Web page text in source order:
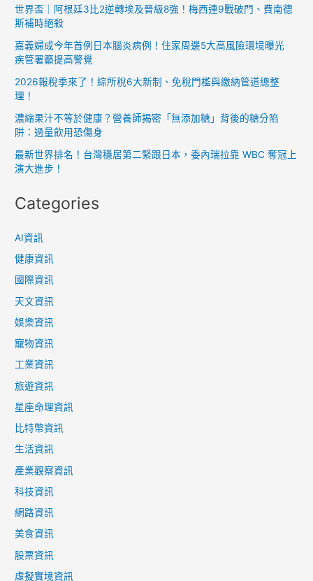
年：
揭
露
台
灣
間
諜
網
與
國
報
世界盃｜阿根廷3比2逆轉埃及晉級8強！梅西連9戰破門、費南德
斯補時絕殺
嘉義婦成今年首例日本腦炎病例！住家周邊5大高風險環境曝光
疾管署籲提高警覺
2026報稅季來了！綜所稅6大新制、免稅門檻與繳納管道總整
理！
濃縮果汁不等於健康？營養師揭密「無添加糖」背後的糖分陷
阱：過量飲用恐傷身
最新世界排名！台灣穩居第二緊跟日本，委內瑞拉靠 WBC 奪冠上
演大進步！
Categories
AI資訊
健康資訊
國際資訊
天文資訊
娛樂資訊
寵物資訊
工業資訊
旅遊資訊
星座命理資訊
比特幣資訊
生活資訊
產業觀察資訊
科技資訊
網路資訊
美食資訊
股票資訊
虛擬實境資訊